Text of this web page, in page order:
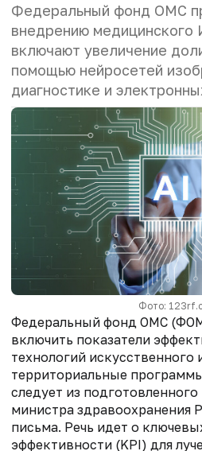
Федеральный фонд ОМС
внедрению медицинского
включают увеличение
помощью нейросетей
диагностике и
Фото:
Федеральный фонд ОМС
включить показатели
технологий
территориальные
следует из
министра здравоохранения
письма. Речь идет о
эффективности (KPI) для